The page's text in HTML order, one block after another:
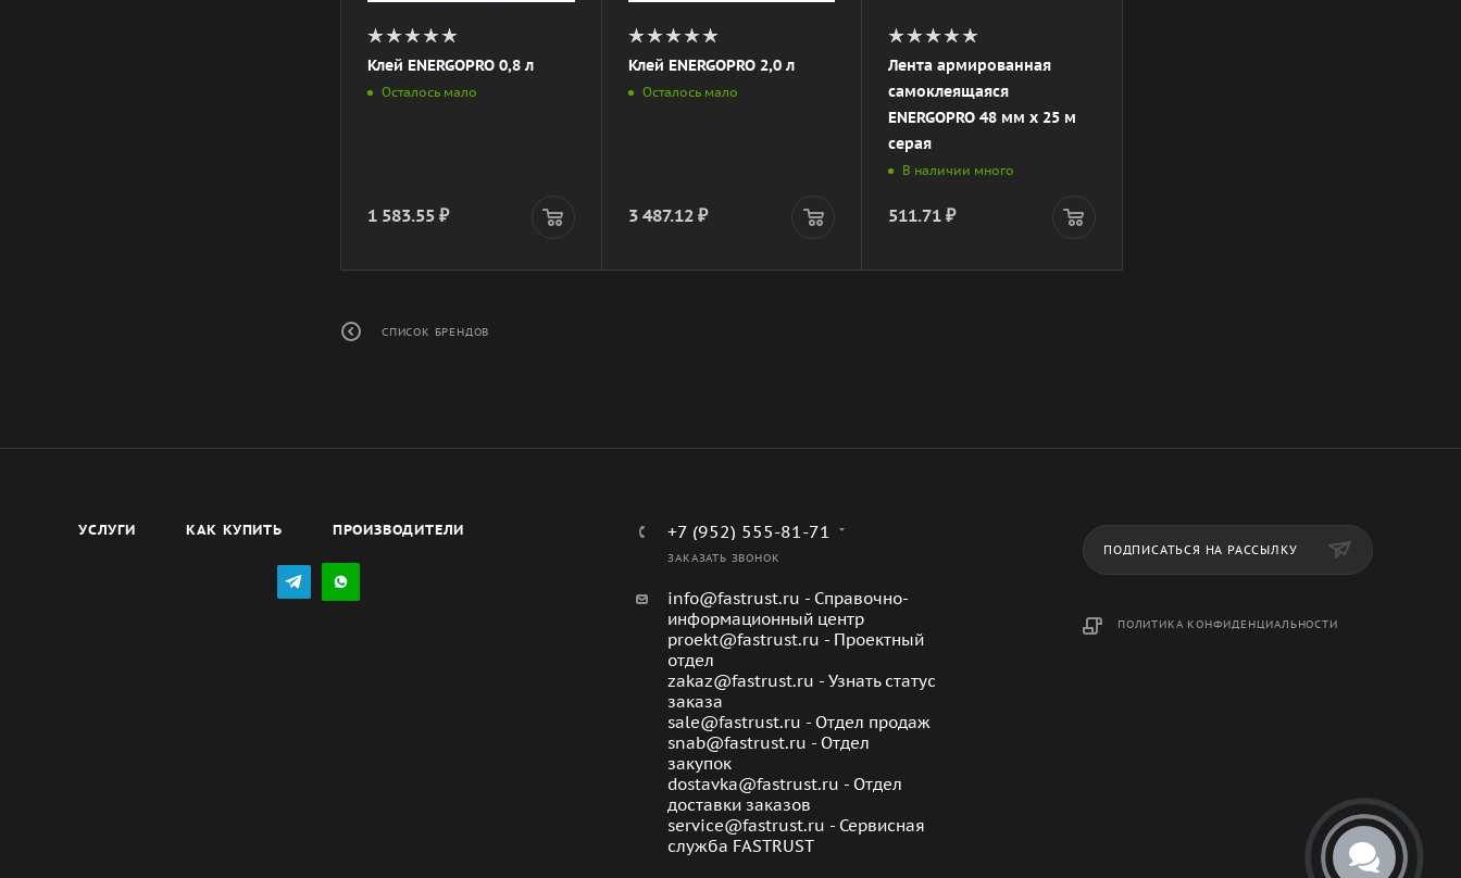
Клей ENERGOPRO 0,8 л
Осталось мало
1 583.55 ₽
Клей ENERGOPRO 2,0 л
Осталось мало
3 487.12₽
Лента армированная
самоклеящаяся
ENERGOPRO 48 мм х 25 м
серая
В наличии много
511.71 ₽
СПИСОК БРЕНДОВ
УСЛУГИ КАК КУПИТЬ ПРОИЗВОДИТЕЛИ +7 (952) 555-81-71
ЗАКАЗАТЬ ЗВОНОК
info@fastrust.ru - Справочно-
информационный центр
proekt@fastrust.ru - Проектный
отдел
zakaz@fastrust.ru - Узнать статус
заказа
sale@fastrust.ru - Отдел продаж
snab@fastrust.ru - Отдел
закупок
dostavka@fastrust.ru - Отдел
доставки заказов
service@fastrust.ru - Сервисная
служба FASTRUST
ПОДПИСАТЬСЯ НА РАССЫЛКУ
ПОЛИТИКА КОНФИДЕНЦИАЛЬНОСТИ